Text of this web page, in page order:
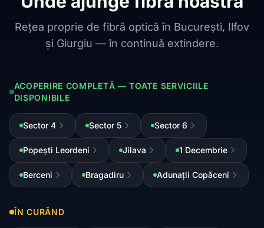
Rețea proprie de fibră optică în București, Ilfov
și Giurgiu — în continuă extindere.
ACOPERIRE COMPLETĂ — TOATE SERVICIILE
DISPONIBILE
Sector 4 Sector 5 Sector 6
Popești Leordeni Jilava 1 Decembrie
Berceni Bragadiru Adunații Copăceni
ÎN CURÂND